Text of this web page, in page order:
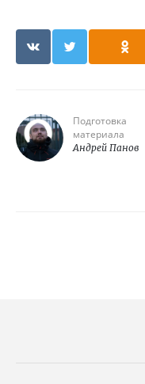
Подготовка
материала
Андрей Панов